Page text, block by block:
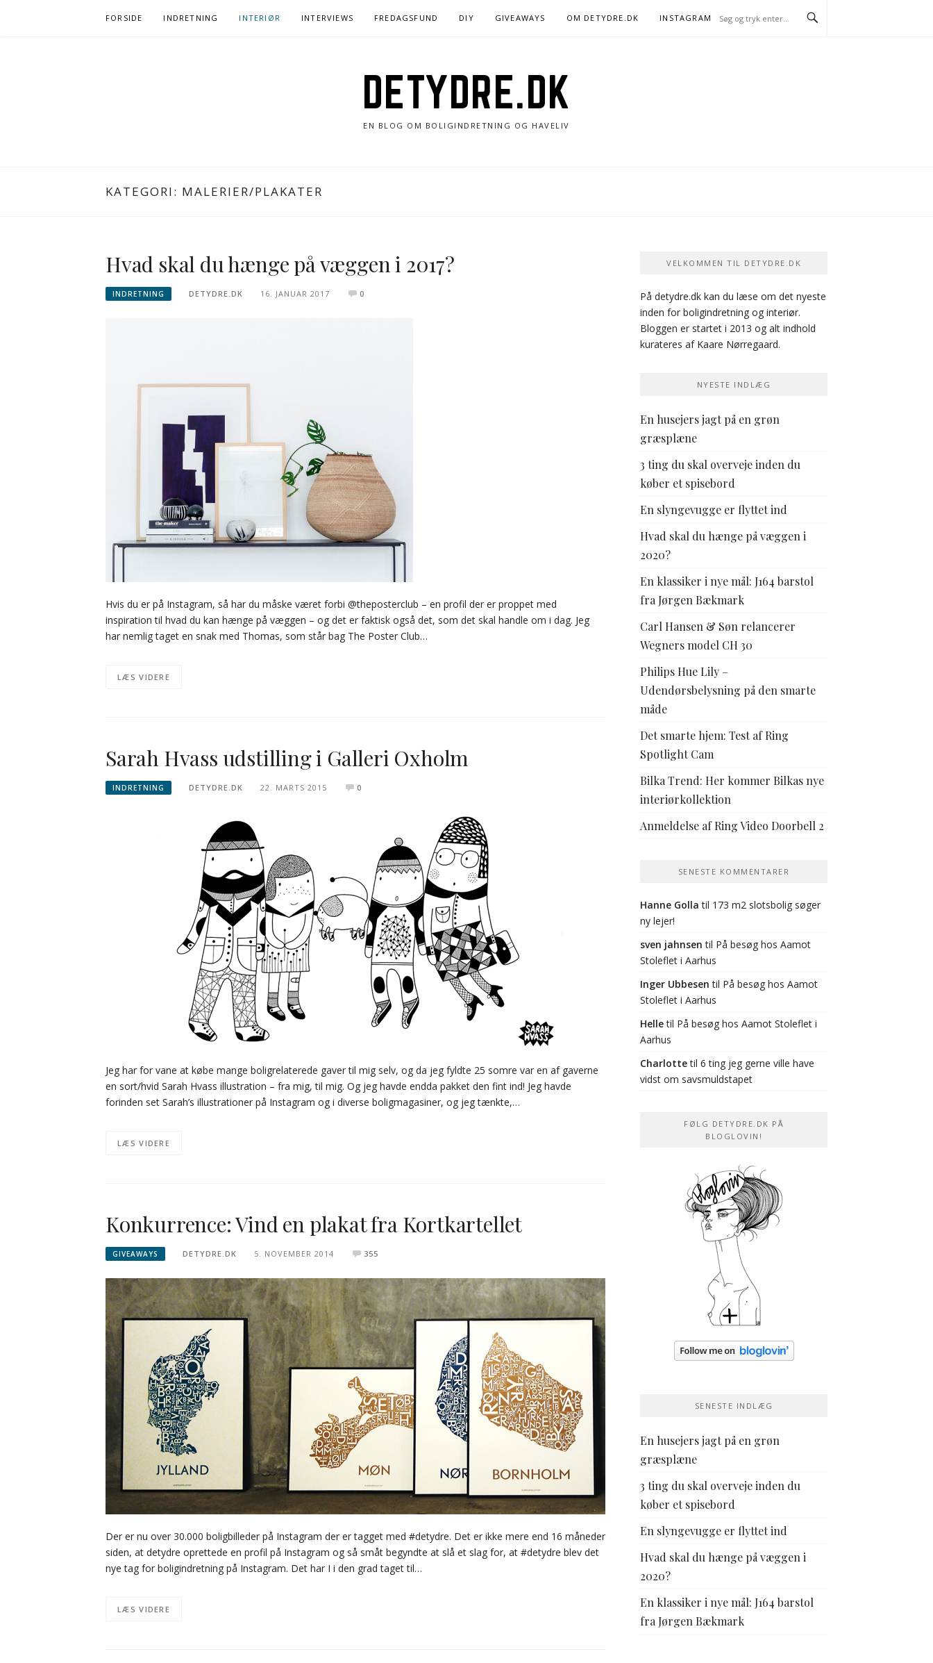
FORSIDE INDRETNING INTERIØR INTERVIEWS FREDAGSFUND DIY GIVEAWAYS OM DETYDRE.DK INSTAGRAM FACEBOOK
DETYDRE.DK
EN BLOG OM BOLIGINDRETNING OG HAVELIV
KATEGORI: MALERIER/PLAKATER
Hvad skal du hænge på væggen i 2017?
INDRETNING DETYDRE.DK 16. JANUAR 2017 0
Hvis du er på Instagram, så har du måske været forbi @theposterclub – en profil der er proppet med
inspiration til hvad du kan hænge på væggen – og det er faktisk også det, som det skal handle om i dag. Jeg
har nemlig taget en snak med Thomas, som står bag The Poster Club…
LÆS VIDERE
Sarah Hvass udstilling i Galleri Oxholm
INDRETNING DETYDRE.DK 22. MARTS 2015 0
Jeg har for vane at købe mange boligrelaterede gaver til mig selv, og da jeg fyldte 25 somre var en af gaverne
en sort/hvid Sarah Hvass illustration – fra mig, til mig. Og jeg havde endda pakket den fint ind! Jeg havde
forinden set Sarah’s illustrationer på Instagram og i diverse boligmagasiner, og jeg tænkte,…
LÆS VIDERE
Konkurrence: Vind en plakat fra Kortkartellet
GIVEAWAYS DETYDRE.DK 5. NOVEMBER 2014 355
Der er nu over 30.000 boligbilleder på Instagram der er tagget med #detydre. Det er ikke mere end 16 måneder
siden, at detydre oprettede en profil på Instagram og så småt begyndte at slå et slag for, at #detydre blev det
nye tag for boligindretning på Instagram. Det har I i den grad taget til…
LÆS VIDERE
VELKOMMEN TIL DETYDRE.DK
På detydre.dk kan du læse om det nyeste
inden for boligindretning og interiør.
Bloggen er startet i 2013 og alt indhold
kurateres af Kaare Nørregaard.
NYESTE INDLÆG
En husejers jagt på en grøn
græsplæne
3 ting du skal overveje inden du
køber et spisebord
En slyngevugge er flyttet ind
Hvad skal du hænge på væggen i
2020?
En klassiker i nye mål: J164 barstol
fra Jørgen Bækmark
Carl Hansen & Søn relancerer
Wegners model CH 30
Philips Hue Lily –
Udendørsbelysning på den smarte
måde
Det smarte hjem: Test af Ring
Spotlight Cam
Bilka Trend: Her kommer Bilkas nye
interiørkollektion
Anmeldelse af Ring Video Doorbell 2
SENESTE KOMMENTARER
Hanne Golla til 173 m2 slotsbolig søger
ny lejer!
sven jahnsen til På besøg hos Aamot
Stoleflet i Aarhus
Inger Ubbesen til På besøg hos Aamot
Stoleflet i Aarhus
Helletil På besøg hos Aamot Stoleflet i
Aarhus
Charlottetil 6 ting jeg gerne ville have
vidst om savsmuldstapet
FØLG DETYDRE.DK PÅ
BLOGLOVIN!
SENESTE INDLÆG
En husejers jagt på en grøn
græsplæne
3 ting du skal overveje inden du
køber et spisebord
En slyngevugge er flyttet ind
Hvad skal du hænge på væggen i
2020?
En klassiker i nye mål: J164 barstol
fra Jørgen Bækmark